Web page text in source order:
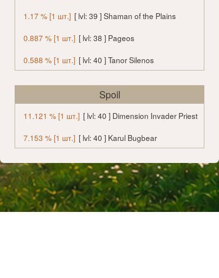
1.17 % [1 шт.] [ lvl: 39 ] Shaman of the Plains
0.887 % [1 шт.] [ lvl: 38 ] Pageos
0.588 % [1 шт.] [ lvl: 40 ] Tanor Silenos
Spoil
11.121 % [1 шт.] [ lvl: 40 ] Dimension Invader Priest
7.153 % [1 шт.] [ lvl: 40 ] Karul Bugbear